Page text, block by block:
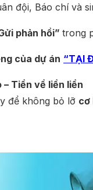
đội, Báo chí và
phản hồi” trong
của dự án “TẠI
Tiền về liền liền
để không bỏ lỡ cơ